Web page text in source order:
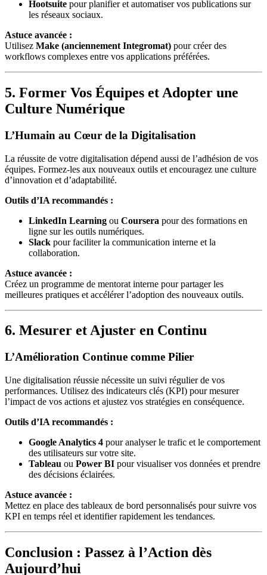
Hootsuite pour planifier et automatiser vos publications sur
les réseaux sociaux.
Astuce avancée :
Utilisez Make (anciennement Integromat) pour créer des
workflows complexes entre vos applications préférées.
5. Former Vos Équipes et Adopter une
Culture Numérique
L’Humain au Cœur de la Digitalisation
La réussite de votre digitalisation dépend aussi de l’adhésion de vos
équipes. Formez-les aux nouveaux outils et encouragez une culture
d’innovation et d’adaptabilité.
Outils d’IA recommandés :
LinkedIn Learning ou Coursera pour des formations en
ligne sur les outils numériques.
Slack pour faciliter la communication interne et la
collaboration.
Astuce avancée :
Créez un programme de mentorat interne pour partager les
meilleures pratiques et accélérer l’adoption des nouveaux outils.
6. Mesurer et Ajuster en Continu
L’Amélioration Continue comme Pilier
Une digitalisation réussie nécessite un suivi régulier de vos
performances. Utilisez des indicateurs clés (KPI) pour mesurer
l’impact de vos actions et ajustez vos stratégies en conséquence.
Outils d’IA recommandés :
Google Analytics 4 pour analyser le trafic et le comportement
des utilisateurs sur votre site.
Tableau ou Power BI pour visualiser vos données et prendre
des décisions éclairées.
Astuce avancée :
Mettez en place des tableaux de bord personnalisés pour suivre vos
KPI en temps réel et identifier rapidement les tendances.
Conclusion : Passez à l’Action dès
Aujourd’hui